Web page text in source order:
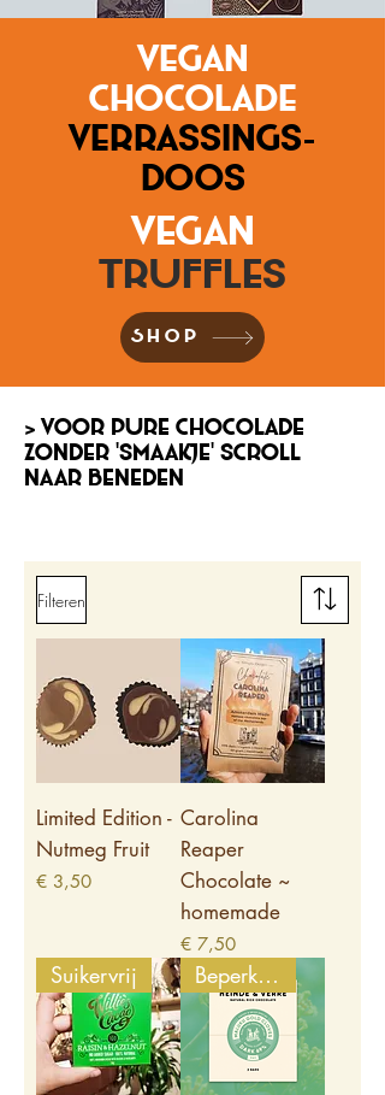
vegan
chocolade
verrassings-
doos
VegaN
Truffles
SHOP
> Voor pure chocolade
zonder 'smaakje' scroll
naar beneden
Filteren
Limited Edition -
Nutmeg Fruit
Prijs
€ 3,50
Carolina
Reaper
Chocolate ~
homemade
Prijs
€ 7,50
Suikervrij Beperkte editie!